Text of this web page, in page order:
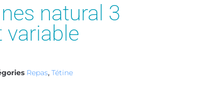
natural 3
variable
Repas, Tétine